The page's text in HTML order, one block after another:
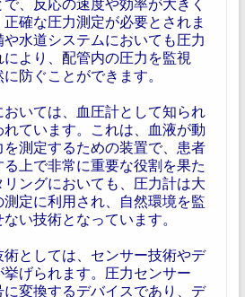
確な圧力測定が必要とされま
水道システムにおいても圧力
より、配管内の圧力を監視
防ぐことができます。
いては、血圧計として知られ
ています。これは、血液が動
測定するための装置で、患者
上で非常に重要な役割を果た
リングにおいても、圧力計は大
定に利用され、自然環境を監
い技術となっています。
としては、センサー技術やデ
げられます。圧力センサー
変換するデバイスであり、デ